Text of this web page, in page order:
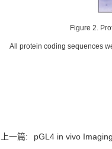
Figure 2.
All protein coding sequences
上一篇:
pGL4 in vivo